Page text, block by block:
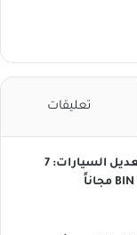
تعليقات
احتراف كورس WinOLS لتعديل السيارات: 7